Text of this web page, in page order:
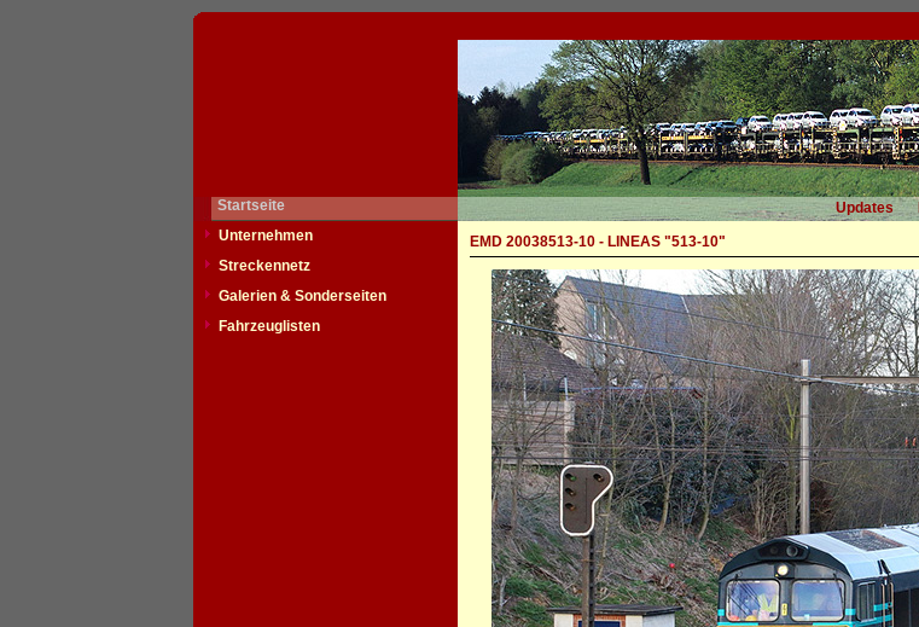
Startseite Updates
Unternehmen
Streckennetz
Galerien & Sonderseiten
Fahrzeuglisten
EMD 20038513-10 - LINEAS "513-10"